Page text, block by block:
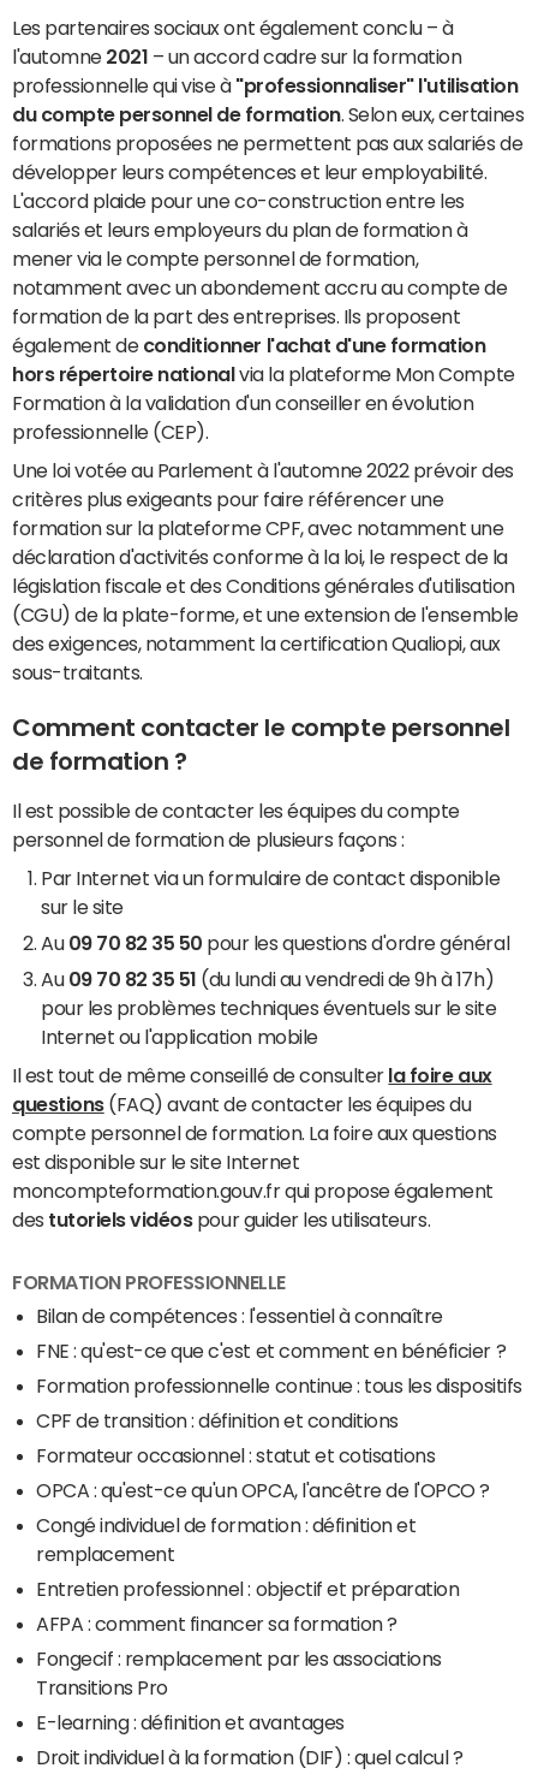
Les partenaires sociaux ont également conclu – à
l'automne 2021 – un accord cadre sur la formation
professionnelle qui vise à "professionnaliser" l'utilisation
du compte personnel de formation. Selon eux, certaines
formations proposées ne permettent pas aux salariés de
développer leurs compétences et leur employabilité.
L'accord plaide pour une co-construction entre les
salariés et leurs employeurs du plan de formation à
mener via le compte personnel de formation,
notamment avec un abondement accru au compte de
formation de la part des entreprises. Ils proposent
également de conditionner l'achat d'une formation
hors répertoire national via la plateforme Mon Compte
Formation à la validation d'un conseiller en évolution
professionnelle (CEP).
Une loi votée au Parlement à l'automne 2022 prévoir des
critères plus exigeants pour faire référencer une
formation sur la plateforme CPF, avec notamment une
déclaration d'activités conforme à la loi, le respect de la
législation fiscale et des Conditions générales d'utilisation
(CGU) de la plate-forme, et une extension de l'ensemble
des exigences, notamment la certification Qualiopi, aux
sous-traitants.
Comment contacter le compte personnel
de formation ?
Il est possible de contacter les équipes du compte
personnel de formation de plusieurs façons :
Par Internet via un formulaire de contact disponible
sur le site
Au 09 70 82 35 50 pour les questions d'ordre général
Au 09 70 82 35 51 (du lundi au vendredi de 9h à 17h)
pour les problèmes techniques éventuels sur le site
Internet ou l'application mobile
Il est tout de même conseillé de consulter la foire aux
questions(FAQ) avant de contacter les équipes du
compte personnel de formation. La foire aux questions
est disponible sur le site Internet
moncompteformation.gouv.fr qui propose également
des tutoriels vidéospour guider les utilisateurs.
FORMATION PROFESSIONNELLE
Bilan de compétences : l'essentiel à connaître
FNE : qu'est-ce que c'est et comment en bénéficier ?
Formation professionnelle continue : tous les dispositifs
CPF de transition : définition et conditions
Formateur occasionnel : statut et cotisations
OPCA : qu'est-ce qu'un OPCA, l'ancêtre de l'OPCO ?
Congé individuel de formation : définition et
remplacement
Entretien professionnel : objectif et préparation
AFPA : comment financer sa formation ?
Fongecif : remplacement par les associations
Transitions Pro
E-learning : définition et avantages
Droit individuel à la formation (DIF) : quel calcul ?